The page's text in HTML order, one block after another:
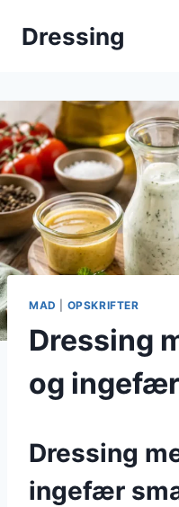
Dressing
MAD OPSKRIFTER
Dressing
og
Dressing
ingefær